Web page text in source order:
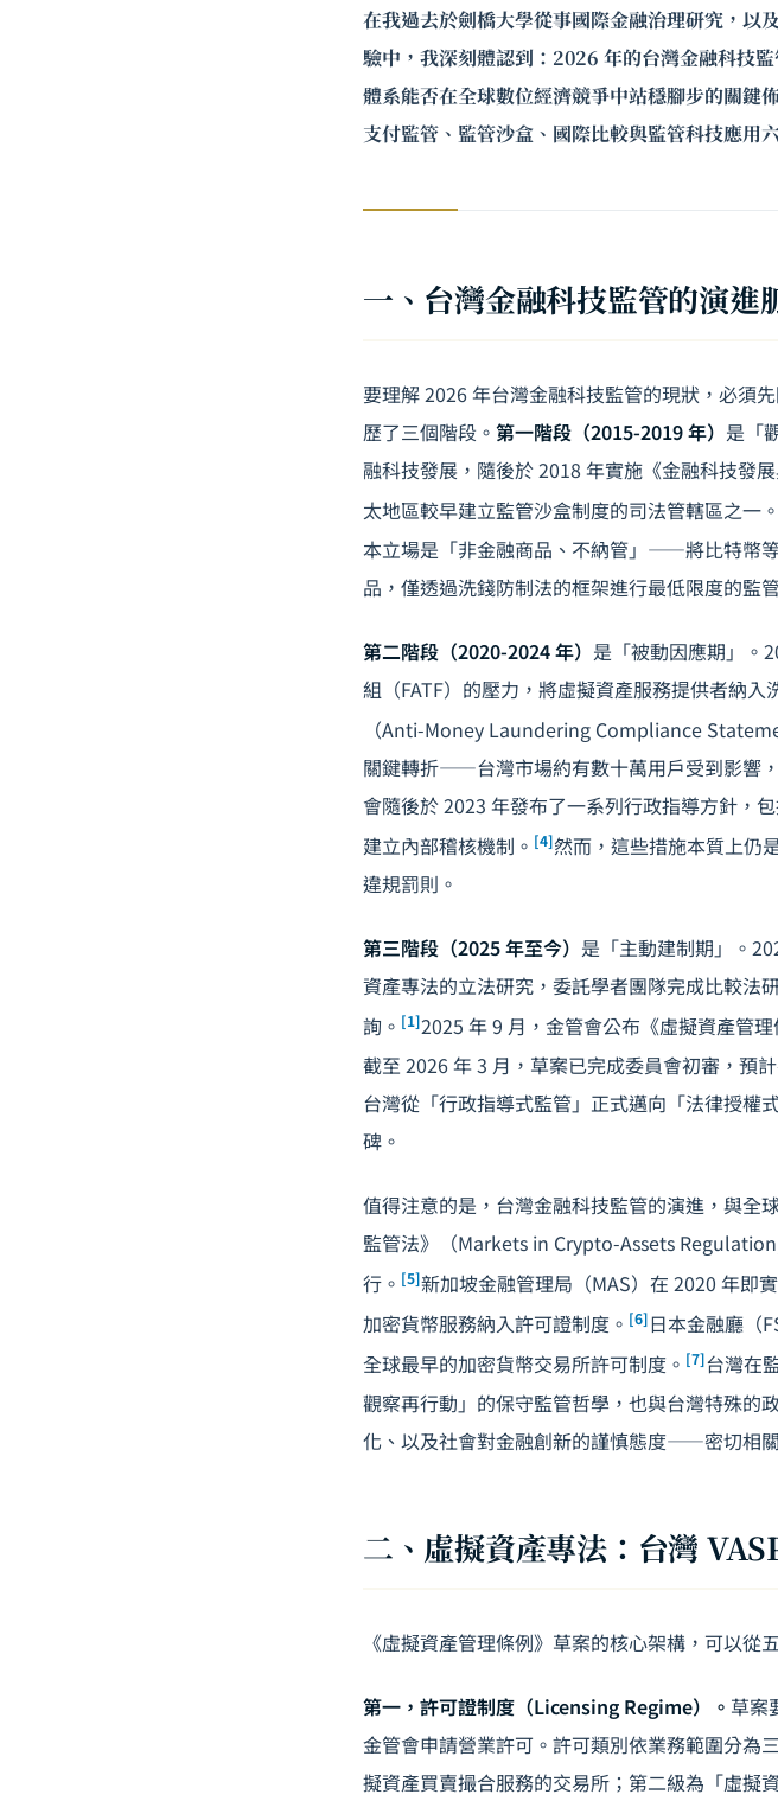
在我過去於劍橋大學從事國際金融治理研究，以
驗中，我深刻體認到：2026 年的台灣金融科技
體系能否在全球數位經濟競爭中站穩腳步的關鍵
支付監管、監管沙盒、國際比較與監管科技應用
一、台灣金融科技監管的演進
要理解 2026 年台灣金融科技監管的現狀，必須
歷了三個階段。 第一階段（2015-2019 年） 是「
融科技發展，隨後於 2018 年實施《金融科技發
太地區較早建立監管沙盒制度的司法管轄區之一。
本立場是「非金融商品、不納管」——將比特幣
品，僅透過洗錢防制法的框架進行最低限度的監
第二階段（2020-2024 年） 是「被動因應期」。
組（FATF）的壓力，將虛擬資產服務提供者納
（Anti-Money Laundering Compliance
關鍵轉折——台灣市場約有數十萬用戶受到影響
會隨後於 2023 年發布了一系列行政指導方針，
建立內部稽核機制。 [4]然而，這些措施本質上仍
違規罰則。
第三階段（2025 年至今） 是「主動建制期」。
資產專法的立法研究，委託學者團隊完成比較法
詢。 [1]2025 年 9 月，金管會公布《虛擬資產管
截至 2026 年 3 月，草案已完成委員會初審，預
台灣從「行政指導式監管」正式邁向「法律授權
碑。
值得注意的是，台灣金融科技監管的演進，與全
監管法》（Markets in Crypto-Assets
行。 [5]新加坡金融管理局（MAS）在 2020 年即
加密貨幣服務納入許可證制度。 [6]日本金融廳（
全球最早的加密貨幣交易所許可制度。 [7]台灣在
觀察再行動」的保守監管哲學，也與台灣特殊
化、以及社會對金融創新的謹慎態度——密切相
二、虛擬資產專法：台灣
《虛擬資產管理條例》草案的核心架構，可以從
第一，許可證制度（Licensing Regime）。 草案
金管會申請營業許可。許可類別依業務範圍分為
擬資產買賣撮合服務的交易所；第二級為「虛擬